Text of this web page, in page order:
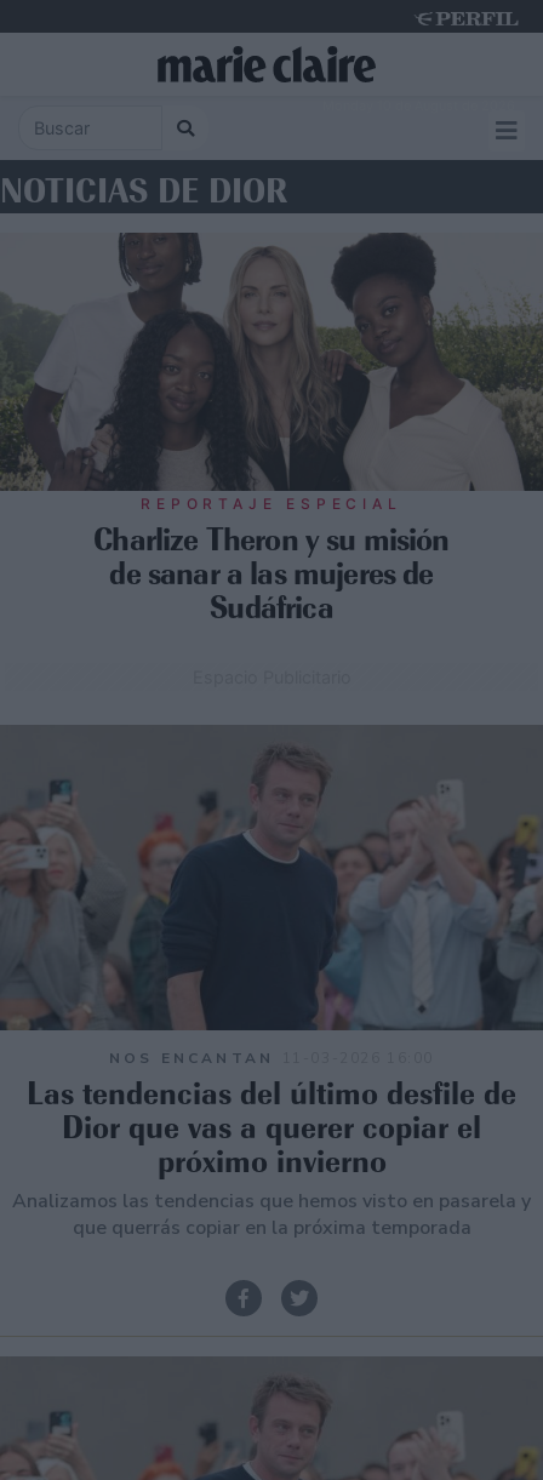
NOTICIAS DE DIOR
REPORTAJE ESPECIAL
Charlize Theron y su misión
de sanar a las mujeres de
Sudáfrica
NOS ENCANTAN
Las tendencias del último desfile de
Dior que vas a querer copiar el
próximo invierno
Analizamos las tendencias que hemos visto en pasarela y
que querrás copiar en la próxima temporada